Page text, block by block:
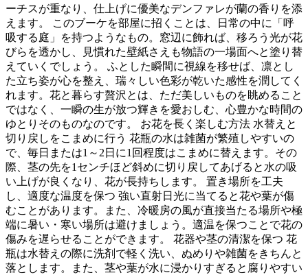
ーチスが重なり、仕上げに優美なデンファレが蘭の香りを添
えます。 このブーケを部屋に招くことは、日常の中に「呼
吸する庭」を持つようなもの。窓辺に飾れば、移ろう光が花
びらを透かし、見慣れた壁紙さえも物語の一場面へと塗り替
えていくでしょう。 ふとした瞬間に視線を移せば、凛とし
た立ち姿が心を整え、瑞々しい色彩が乾いた感性を潤してく
れます。花と暮らす贅沢とは、ただ美しいものを眺めること
ではなく、一瞬の生が放つ輝きを愛おしむ、心豊かな時間の
ゆとりそのものなのです。 お花を長く楽しむ方法 水替えと
切り戻しをこまめに行う 花瓶の水は雑菌が繁殖しやすいの
で、毎日または1～2日に1回程度はこまめに替えます。その
際、茎の先を1センチほど斜めに切り戻してあげると水の吸
い上げが良くなり、花が長持ちします。 置き場所を工夫
し、適度な温度を保つ 強い直射日光に当てると花や葉が傷
むことがあります。また、冷暖房の風が直接当たる場所や極
端に暑い・寒い場所は避けましょう。適温を保つことで花の
傷みを遅らせることができます。 花器や茎の清潔を保つ 花
瓶は水替えの際に洗剤で軽く洗い、ぬめりや雑菌をきちんと
落とします。また、茎や葉が水に浸かりすぎると腐りやすい